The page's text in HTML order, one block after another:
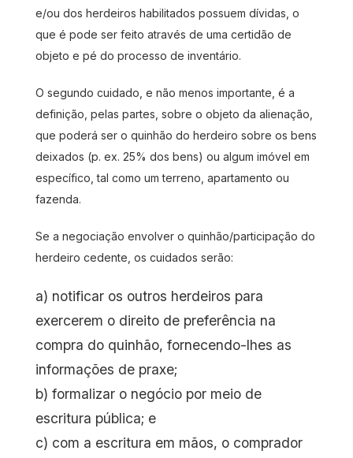
e/ou dos herdeiros habilitados possuem dívidas, o
que é pode ser feito através de uma certidão de
objeto e pé do processo de inventário.
O segundo cuidado, e não menos importante, é a
definição, pelas partes, sobre o objeto da alienação,
que poderá ser o quinhão do herdeiro sobre os bens
deixados (p. ex. 25% dos bens) ou algum imóvel em
específico, tal como um terreno, apartamento ou
fazenda.
Se a negociação envolver o quinhão/participação do
herdeiro cedente, os cuidados serão:
a) notificar os outros herdeiros para
exercerem o direito de preferência na
compra do quinhão, fornecendo-lhes as
informações de praxe;
b) formalizar o negócio por meio de
escritura pública; e
c) com a escritura em mãos, o comprador